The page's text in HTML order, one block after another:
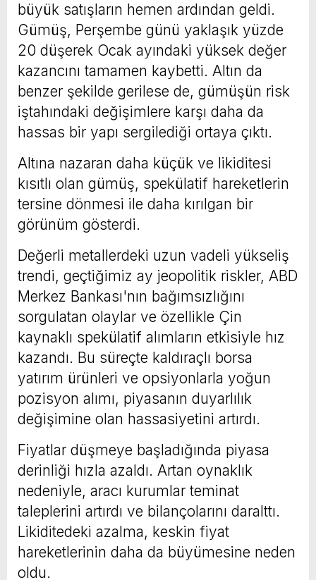
büyük satışların hemen ardından geldi.
Gümüş, Perşembe günü yaklaşık yüzde
20 düşerek Ocak ayındaki yüksek değer
kazancını tamamen kaybetti. Altın da
benzer şekilde gerilese de, gümüşün risk
iştahındaki değişimlere karşı daha da
hassas bir yapı sergilediği ortaya çıktı.
Altına nazaran daha küçük ve likiditesi
kısıtlı olan gümüş, spekülatif hareketlerin
tersine dönmesi ile daha kırılgan bir
görünüm gösterdi.
Değerli metallerdeki uzun vadeli yükseliş
trendi, geçtiğimiz ay jeopolitik riskler, ABD
Merkez Bankası'nın bağımsızlığını
sorgulatan olaylar ve özellikle Çin
kaynaklı spekülatif alımların etkisiyle hız
kazandı. Bu süreçte kaldıraçlı borsa
yatırım ürünleri ve opsiyonlarla yoğun
pozisyon alımı, piyasanın duyarlılık
değişimine olan hassasiyetini artırdı.
Fiyatlar düşmeye başladığında piyasa
derinliği hızla azaldı. Artan oynaklık
nedeniyle, aracı kurumlar teminat
taleplerini artırdı ve bilançolarını daralttı.
Likiditedeki azalma, keskin fiyat
hareketlerinin daha da büyümesine neden
oldu.